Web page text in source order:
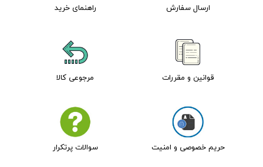
ارسال سفارش راهنمای خرید
قوانین و مقررات مرجوعی کالا
حریم خصوصی و امنیت سوالات پرتکرار